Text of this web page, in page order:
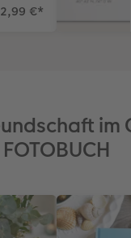
2,99 €*
im
FOTOBUCH